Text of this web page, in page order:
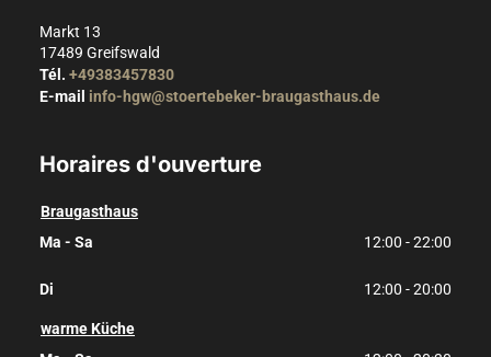
Markt 13
17489 Greifswald
Tél. +49383457830
E-mail info-hgw@stoertebeker-braugasthaus.de
Horaires d'ouverture
Braugasthaus
Ma - Sa
12:00 - 22:00
Di 12:00 - 20:00
warme Küche